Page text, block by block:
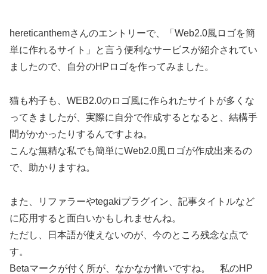
hereticanthemさんのエントリーで、「Web2.0風ロゴを簡
単に作れるサイト」と言う便利なサービスが紹介されてい
ましたので、自分のHPロゴを作ってみました。
猫も杓子も、WEB2.0のロゴ風に作られたサイトが多くな
ってきましたが、実際に自分で作成するとなると、結構手
間がかかったりするんですよね。
こんな無精な私でも簡単にWeb2.0風ロゴが作成出来るの
で、助かりますね。
また、リファラーやtegakiプラグイン、記事タイトルなど
に応用すると面白いかもしれませんね。
ただし、日本語が使えないのが、今のところ残念な点で
す。
Betaマークが付く所が、なかなか憎いですね。 私のHP